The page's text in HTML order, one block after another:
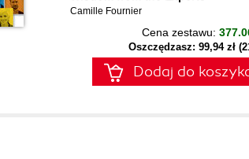
Camille Fournier
Cena zestawu:
Oszczędzasz: 99,94 zł
Dodaj do